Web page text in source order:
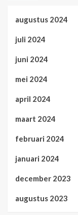
augustus 2024
juli 2024
juni 2024
mei 2024
april 2024
maart 2024
februari 2024
januari 2024
december 2023
augustus 2023